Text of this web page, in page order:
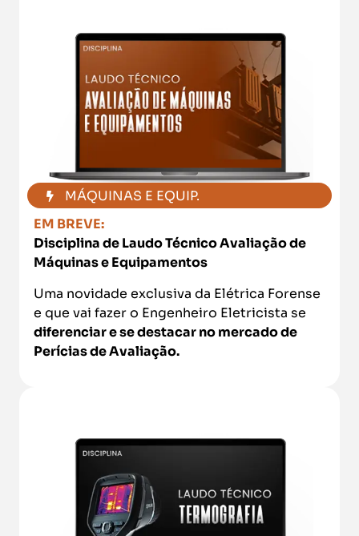
MÁQUINAS E EQUIP.
EM BREVE:
Disciplina de Laudo Técnico Avaliação de
Máquinas e Equipamentos
Uma novidade exclusiva da Elétrica Forense
e que vai fazer o Engenheiro Eletricista se
diferenciar e se destacar no mercado de
Perícias de Avaliação.